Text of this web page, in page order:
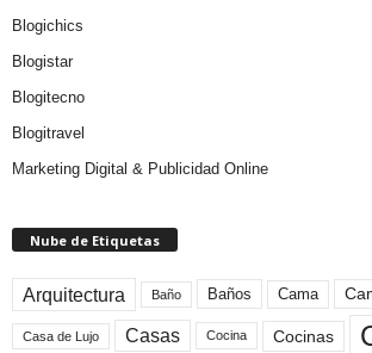
Blogichics
Blogistar
Blogitecno
Blogitravel
Marketing Digital & Publicidad Online
Nube de Etiquetas
Arquitectura Baño Baños Cama
Casa de Lujo Casas Cocina Cocinas